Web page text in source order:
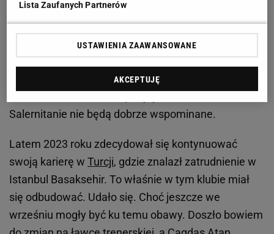
Krzysztof Piątek przebojem wdarł się do
świadomości włoskich kibiców. Rozstrzelał Serie A
w barwach Genoi, a także Milanu. Niestety - ostatnie
lata były w jego wykonaniu niezbyt udane. Przygoda
Salernitanie nie będą dobrze wspominane.
Latem 2023 roku zdecydował się kontynuować
swoją karierę w Turcji, gdzie znalazł zatrudnienie w
Istanbul Basaksehir. To właśnie w tym klubie miał
się odbudować. Udało się. Choć jeszcze we
wrześniu mogły być ku temu obawy. Doszło bowiem
Lista Zaufanych Partnerów
USTAWIENIA ZAAWANSOWANE
AKCEPTUJĘ